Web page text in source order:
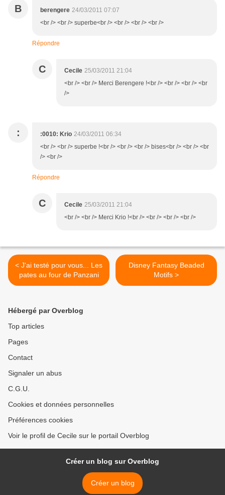
B berengere 24/03/2011 07:07
<br /> <br /> superbe<br /> <br /> <br /> <br />
Répondre
C Cecile 25/03/2011 21:04
<br /> <br /> Merci Berengere !<br /> <br /> <br /> <br
/>
: :0010: Krio 24/03/2011 06:34
<br /> <br /> superbe !<br /> <br /> <br /> bises<br /> <br /> <br
/> <br />
Répondre
C Cecile 25/03/2011 21:04
<br /> <br /> Merci Krio !<br /> <br /> <br /> <br />
< J'ai testé pour vous... Les
pates au four de Panzani
Disney Fantasy Beaded
Motifs >
Hébergé par Overblog
Top articles
Pages
Contact
Signaler un abus
C.G.U.
Cookies et données personnelles
Préférences cookies
Voir le profil de Cecile sur le portail Overblog
Créer un blog sur Overblog
Créer un blog